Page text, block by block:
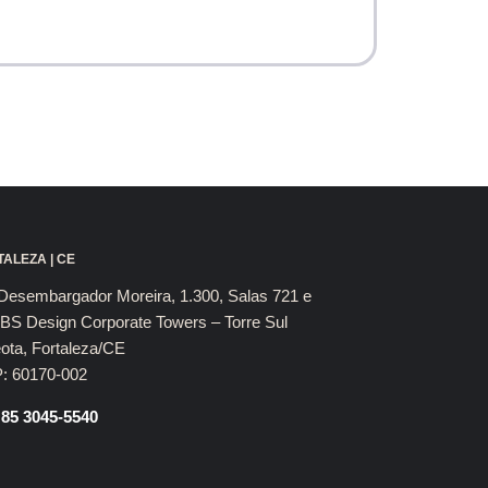
| CE
Moreira, 1.300, Salas 721 e
Design Corporate Towers – Torre Sul
Fortaleza/CE
60170-002
3045-5540